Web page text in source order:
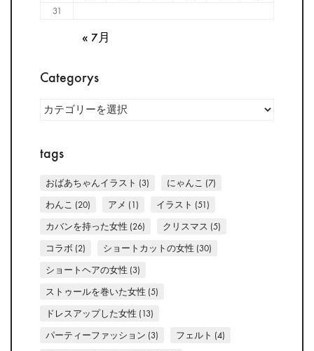
31
« 7月
Categorys
tags
おばあちゃんイラスト (3) にゃんこ (7)
わんこ (20) アメ (1) イラスト (51)
カバンを持った女性 (26) クリスマス (5)
コラボ (2) ショートカットの女性 (30)
ショートヘアの女性 (3)
ストゥールを巻いた女性 (5)
ドレスアップした女性 (13)
パーティーファッション (3) フェルト (4)